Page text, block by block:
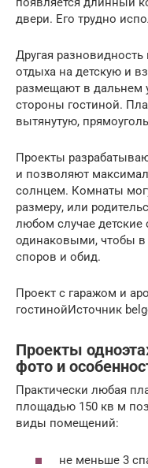
двери. Его трудно
Другая
отдыха на детскую и
размещают в дальнем
стороны гостиной.
вытянутую,
Проекты
и позволяют
солнцем. Комнаты
размеру, или
любом случае детские
одинаковыми, чтобы
споров и обид.
Проект с гаражом и
гостинойИсточник
Проекты
фото и
Практически любая
площадью 150 кв м
виды помещений:
не меньше 3